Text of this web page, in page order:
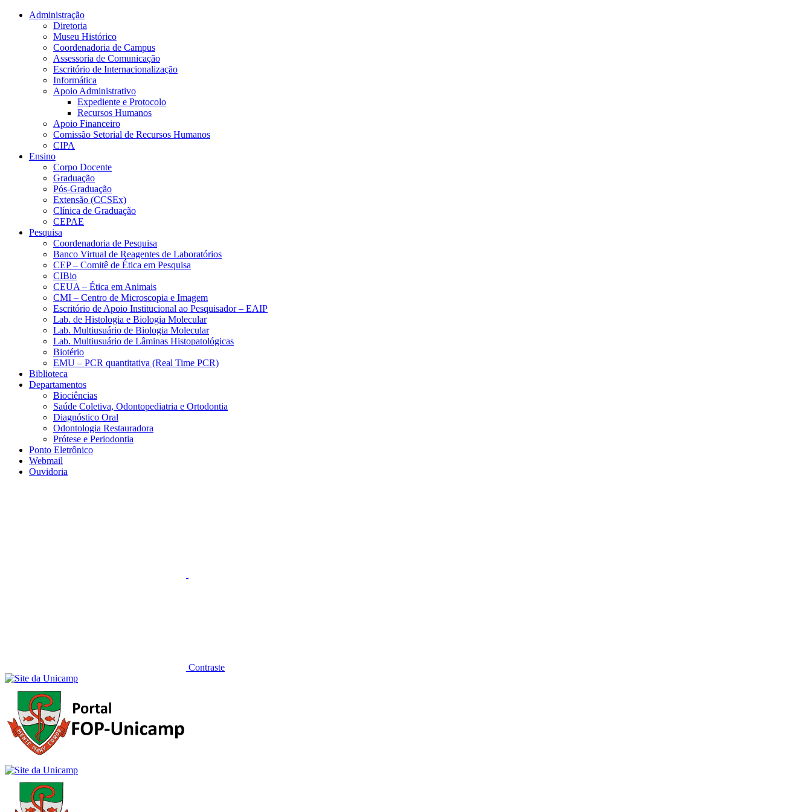
Conteúdo principal Menu principal
Administração
Diretoria
Museu Histórico
Coordenadoria de Campus
Assessoria de Comunicação
Escritório de Internacionalização
Informática
Apoio Administrativo
Expediente e Protocolo
Recursos Humanos
Apoio Financeiro
Comissão Setorial de Recursos Humanos
CIPA
Ensino
Corpo Docente
Graduação
Pós-Graduação
Extensão (CCSEx)
Clínica de Graduação
CEPAE
Pesquisa
Coordenadoria de Pesquisa
Banco Virtual de Reagentes de Laboratórios
CEP – Comitê de Ética em Pesquisa
CIBio
CEUA – Ética em Animais
CMI – Centro de Microscopia e Imagem
Escritório de Apoio Institucional ao Pesquisador – EAIP
Lab. de Histologia e Biologia Molecular
Lab. Multiusuário de Biologia Molecular
Lab. Multiusuário de Lâminas Histopatológicas
Biotério
EMU – PCR quantitativa (Real Time PCR)
Biblioteca
Departamentos
Biociências
Saúde Coletiva, Odontopediatria e Ortodontia
Diagnóstico Oral
Odontologia Restauradora
Prótese e Periodontia
Ponto Eletrônico
Webmail
Ouvidoria
Contraste